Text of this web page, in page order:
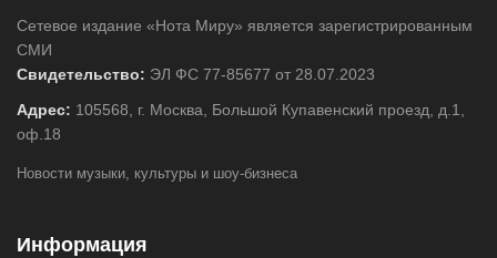
Сетевое издание «Нота Миру» является зарегистрированным
СМИ
Свидетельство: ЭЛ ФС 77-85677 от 28.07.2023
Адрес: 105568, г. Москва, Большой Купавенский проезд, д.1,
оф.18
Новости музыки, культуры и шоу-бизнеса
Информация